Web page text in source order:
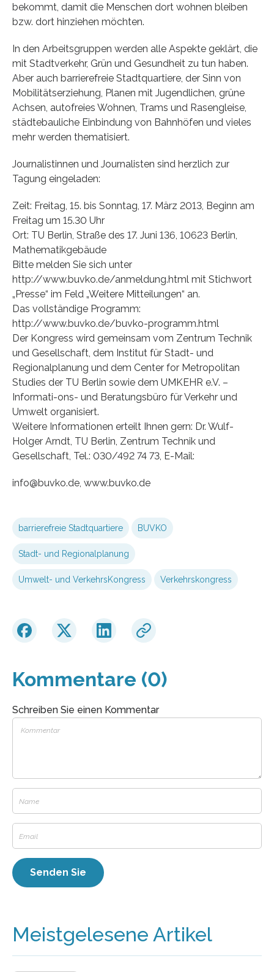
bekommt, damit die Menschen dort wohnen bleiben
bzw. dort hinziehen möchten.
In den Arbeitsgruppen werden alle Aspekte geklärt, die
mit Stadtverkehr, Grün und Gesundheit zu tun haben.
Aber auch barrierefreie Stadtquartiere, der Sinn von
Mobilitätserziehung, Planen mit Jugendlichen, grüne
Achsen, autofreies Wohnen, Trams und Rasengleise,
städtebauliche Einbindung von Bahnhöfen und vieles
mehr werden thematisiert.
Journalistinnen und Journalisten sind herzlich zur
Tagung eingeladen:
Zeit: Freitag, 15. bis Sonntag, 17. März 2013, Beginn am
Freitag um 15.30 Uhr
Ort: TU Berlin, Straße des 17. Juni 136, 10623 Berlin,
Mathematikgebäude
Bitte melden Sie sich unter
http://www.buvko.de/anmeldung.html mit Stichwort
„Presse“ im Feld „Weitere Mitteilungen“ an.
Das vollständige Programm:
http://www.buvko.de/buvko-programm.html
Der Kongress wird gemeinsam vom Zentrum Technik
und Gesellschaft, dem Institut für Stadt- und
Regionalplanung und dem Center for Metropolitan
Studies der TU Berlin sowie dem UMKEHR e.V. –
Informati-ons- und Beratungsbüro für Verkehr und
Umwelt organisiert.
Weitere Informationen erteilt Ihnen gern: Dr. Wulf-
Holger Arndt, TU Berlin, Zentrum Technik und
Gesellschaft, Tel.: 030/492 74 73, E-Mail:
info@buvko.de, www.buvko.de
barrierefreie Stadtquartiere BUVKO
Stadt- und Regionalplanung
Umwelt- und VerkehrsKongress Verkehrskongress
Kommentare (0)
Schreiben Sie einen Kommentar
Meistgelesene Artikel